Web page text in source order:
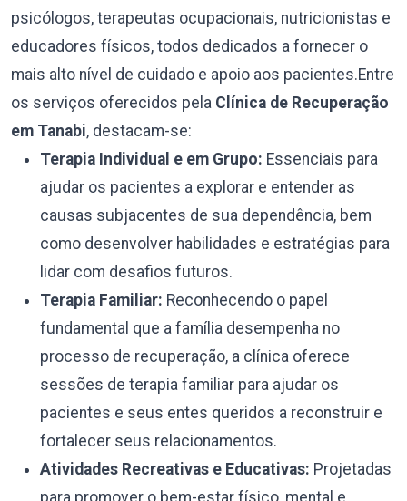
psicólogos, terapeutas ocupacionais, nutricionistas e
educadores físicos, todos dedicados a fornecer o
mais alto nível de cuidado e apoio aos pacientes.Entre
os serviços oferecidos pela Clínica de Recuperação
em Tanabi, destacam-se:
Terapia Individual e em Grupo: Essenciais para
ajudar os pacientes a explorar e entender as
causas subjacentes de sua dependência, bem
como desenvolver habilidades e estratégias para
lidar com desafios futuros.
Terapia Familiar: Reconhecendo o papel
fundamental que a família desempenha no
processo de recuperação, a clínica oferece
sessões de terapia familiar para ajudar os
pacientes e seus entes queridos a reconstruir e
fortalecer seus relacionamentos.
Atividades Recreativas e Educativas: Projetadas
para promover o bem-estar físico, mental e